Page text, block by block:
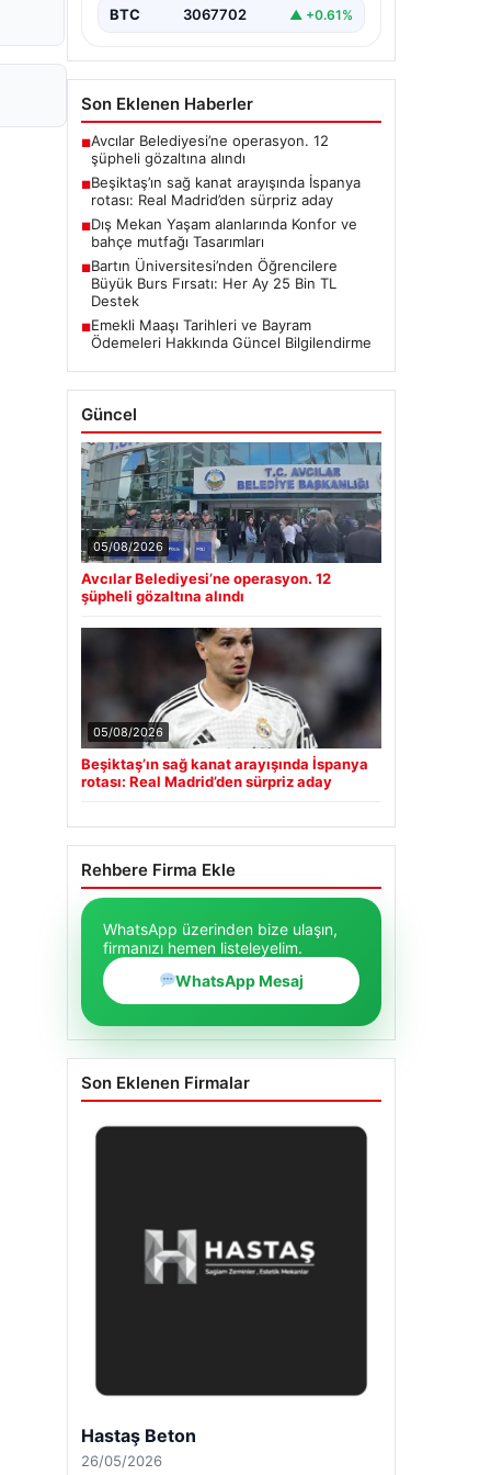
BTC 3067702 ▲ +0.61%
Son Eklenen Haberler
■Avcılar Belediyesi’ne operasyon. 12
şüpheli gözaltına alındı
■Beşiktaş’ın sağ kanat arayışında İspanya
rotası: Real Madrid’den sürpriz aday
■Dış Mekan Yaşam alanlarında Konfor ve
bahçe mutfağı Tasarımları
■Bartın Üniversitesi’nden Öğrencilere
Büyük Burs Fırsatı: Her Ay 25 Bin TL
Destek
■Emekli Maaşı Tarihleri ve Bayram
Ödemeleri Hakkında Güncel Bilgilendirme
Güncel
05/08/2026
Avcılar Belediyesi’ne operasyon. 12
şüpheli gözaltına alındı
05/08/2026
Beşiktaş’ın sağ kanat arayışında İspanya
rotası: Real Madrid’den sürpriz aday
Rehbere Firma Ekle
WhatsApp üzerinden bize ulaşın,
firmanızı hemen listeleyelim.
WhatsApp Mesaj
Son Eklenen Firmalar
Hastaş Beton
26/05/2026